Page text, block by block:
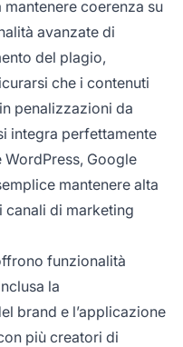
coerenza su
avanzate di
del plagio,
che i contenuti
penalizzazioni da
integra perfettamente
Google
mantenere alta
canali di marketing
funzionalità
la
brand e l’applicazione
più creatori di